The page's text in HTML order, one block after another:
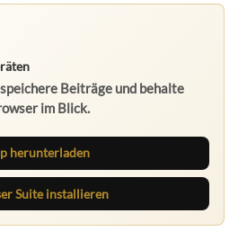
Beiträge und behalte
im Blick.
herunterladen
Suite installieren